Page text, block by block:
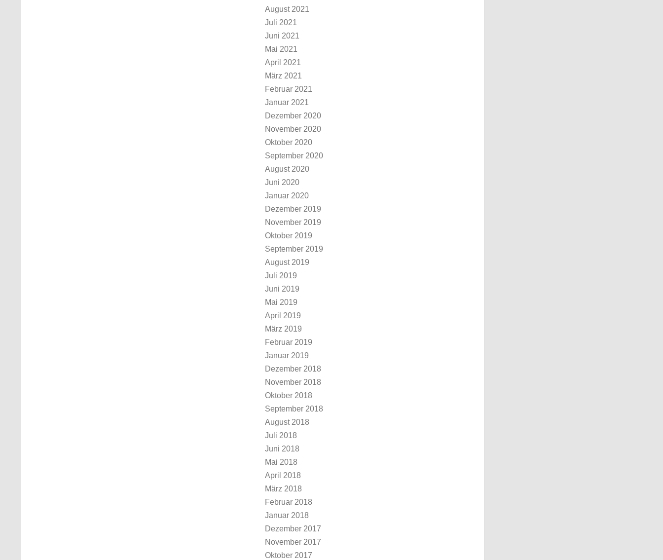
August 2021
Juli 2021
Juni 2021
Mai 2021
April 2021
März 2021
Februar 2021
Januar 2021
Dezember 2020
November 2020
Oktober 2020
September 2020
August 2020
Juni 2020
Januar 2020
Dezember 2019
November 2019
Oktober 2019
September 2019
August 2019
Juli 2019
Juni 2019
Mai 2019
April 2019
März 2019
Februar 2019
Januar 2019
Dezember 2018
November 2018
Oktober 2018
September 2018
August 2018
Juli 2018
Juni 2018
Mai 2018
April 2018
März 2018
Februar 2018
Januar 2018
Dezember 2017
November 2017
Oktober 2017